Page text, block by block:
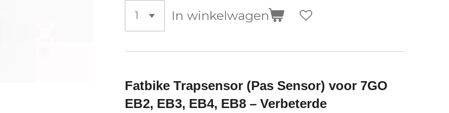
In winkelwagen
Fatbike Trapsensor (Pas Sensor) voor 7GO
EB2, EB3, EB4, EB8 – Verbeterde